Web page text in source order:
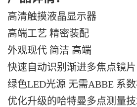
高清触摸液晶显示器
高端工艺 精密装配
外观现代 简洁 高端
快速自动识别渐进多焦点镜片
绿色LED光源 无需ABBE 系
优化升级的哈特曼多点测量